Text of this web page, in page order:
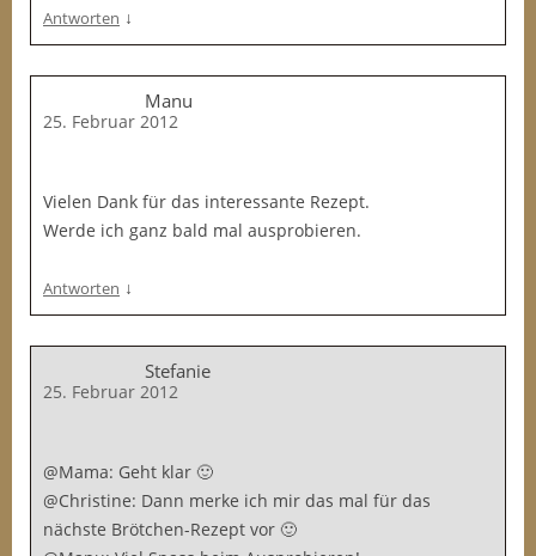
Antworten ↓
Manu
25. Februar 2012
Vielen Dank für das interessante Rezept.
Werde ich ganz bald mal ausprobieren.
Antworten ↓
Stefanie
25. Februar 2012
@Mama: Geht klar 🙂
@Christine: Dann merke ich mir das mal für das
nächste Brötchen-Rezept vor 🙂